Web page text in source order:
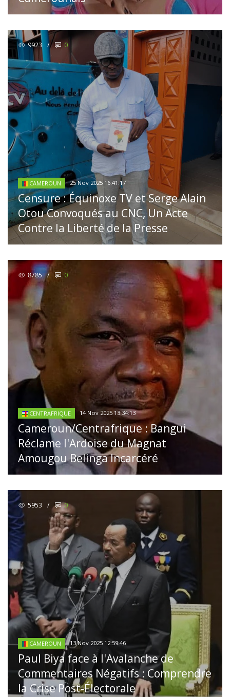
9923 / 0
CAMEROUN 25 Nov 2025 16:41:17
Censure : Équinoxe TV et Serge Alain
Otou Convoqués au CNC, Un Acte
Contre la Liberté de la Presse
8785 / 0
CENTRAFRIQUE 14 Nov 2025 13:34:13
Cameroun/Centrafrique : Bangui
Réclame l'Ardoise du Magnat
Amougou Belinga Incarcéré
5953 / 0
CAMEROUN 13 Nov 2025 12:59:46
Paul Biya face à l'Avalanche de
Commentaires Négatifs : Comprendre
la Crise Post-Électorale